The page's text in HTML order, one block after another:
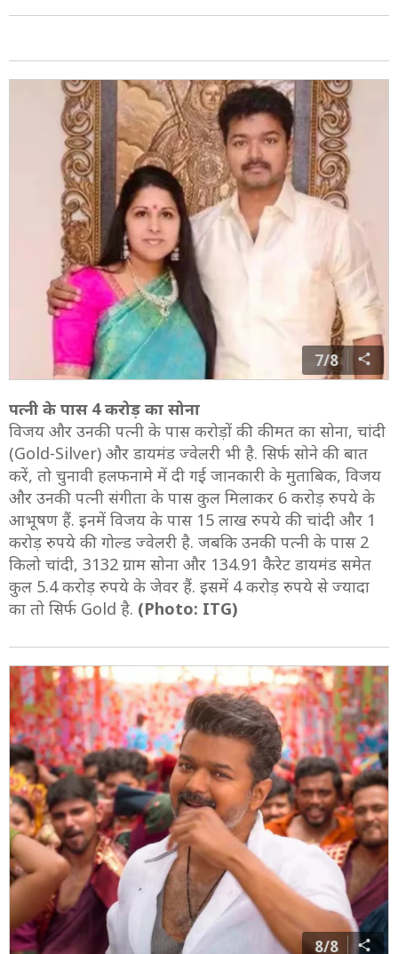
7/8
पत्नी के पास 4 करोड़ का सोना
विजय और उनकी पत्नी के पास करोड़ों की कीमत का सोना, चांदी
(Gold-Silver) और डायमंड ज्वेलरी भी है. सिर्फ सोने की बात
करें, तो चुनावी हलफनामे में दी गई जानकारी के मुताबिक, विजय
और उनकी पत्नी संगीता के पास कुल मिलाकर 6 करोड़ रुपये के
आभूषण हैं. इनमें विजय के पास 15 लाख रुपये की चांदी और 1
करोड़ रुपये की गोल्ड ज्वेलरी है. जबकि उनकी पत्नी के पास 2
किलो चांदी, 3132 ग्राम सोना और 134.91 कैरेट डायमंड समेत
कुल 5.4 करोड़ रुपये के जेवर हैं. इसमें 4 करोड़ रुपये से ज्यादा
का तो सिर्फ Gold है. (Photo: ITG)
8/8